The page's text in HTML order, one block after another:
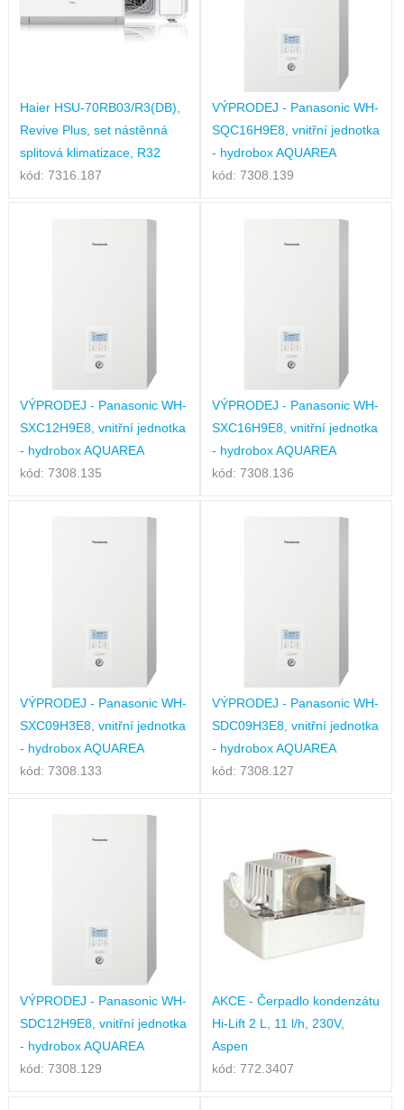
Haier HSU-70RB03/R3(DB),
Revive Plus, set nástěnná
splitová klimatizace, R32
kód: 7316.187
VÝPRODEJ - Panasonic WH-
SQC16H9E8, vnitřní jednotka
- hydrobox AQUAREA
kód: 7308.139
VÝPRODEJ - Panasonic WH-
SXC12H9E8, vnitřní jednotka
- hydrobox AQUAREA
kód: 7308.135
VÝPRODEJ - Panasonic WH-
SXC16H9E8, vnitřní jednotka
- hydrobox AQUAREA
kód: 7308.136
VÝPRODEJ - Panasonic WH-
SXC09H3E8, vnitřní jednotka
- hydrobox AQUAREA
kód: 7308.133
VÝPRODEJ - Panasonic WH-
SDC09H3E8, vnitřní jednotka
- hydrobox AQUAREA
kód: 7308.127
VÝPRODEJ - Panasonic WH-
SDC12H9E8, vnitřní jednotka
- hydrobox AQUAREA
kód: 7308.129
AKCE - Čerpadlo kondenzátu
Hi-Lift 2 L, 11 l/h, 230V,
Aspen
kód: 772.3407